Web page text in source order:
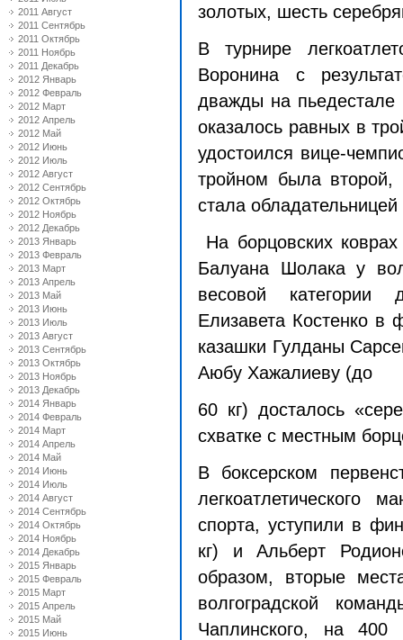
2011 Август
2011 Сентябрь
2011 Октябрь
2011 Ноябрь
2011 Декабрь
2012 Январь
2012 Февраль
2012 Март
2012 Апрель
2012 Май
2012 Июнь
2012 Июль
2012 Август
2012 Сентябрь
2012 Октябрь
2012 Ноябрь
2012 Декабрь
2013 Январь
2013 Февраль
2013 Март
2013 Апрель
2013 Май
2013 Июнь
2013 Июль
2013 Август
2013 Сентябрь
2013 Октябрь
2013 Ноябрь
2013 Декабрь
2014 Январь
2014 Февраль
2014 Март
2014 Апрель
2014 Май
2014 Июнь
2014 Июль
2014 Август
2014 Сентябрь
2014 Октябрь
2014 Ноябрь
2014 Декабрь
2015 Январь
2015 Февраль
2015 Март
2015 Апрель
2015 Май
2015 Июнь
золотых, шесть
В турнире
Воронина с
дважды на
оказалось равных в
удостоился вице-
тройном была второй,
стала
На борцовских
Балуана Шолака у
весовой
Елизавета Костенко в
казашки Гулданы
Аюбу Хажалиеву (до
60 кг) досталось
схватке с местным
В боксерском
легкоатлетического
спорта, уступили в
кг) и Альберт
образом, вторые
волгоградской
Чаплинского, на400